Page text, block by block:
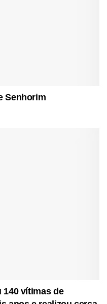
Senhorim
140 vítimas de